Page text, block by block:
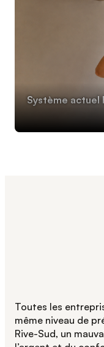
Système actuel
Toutes les
même niveau de
Rive-Sud, un